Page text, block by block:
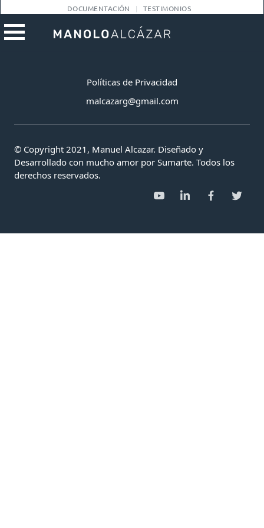
DOCUMENTACIÓN TESTIMONIOS
Políticas de Privacidad
malcazarg@gmail.com
© Copyright 2021, Manuel Alcazar. Diseñado y
Desarrollado con mucho amor por Sumarte. Todos los
derechos reservados.